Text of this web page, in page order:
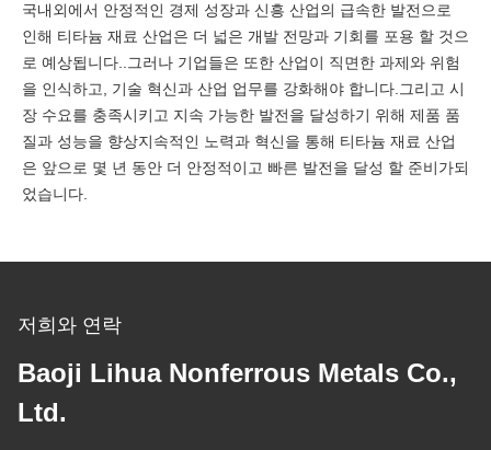
국내외에서 안정적인 경제 성장과 신흥 산업의 급속한 발전으로
인해 티타늄 재료 산업은 더 넓은 개발 전망과 기회를 포용 할 것으
로 예상됩니다..그러나 기업들은 또한 산업이 직면한 과제와 위험
을 인식하고, 기술 혁신과 산업 업무를 강화해야 합니다.그리고 시
장 수요를 충족시키고 지속 가능한 발전을 달성하기 위해 제품 품
질과 성능을 향상지속적인 노력과 혁신을 통해 티타늄 재료 산업
은 앞으로 몇 년 동안 더 안정적이고 빠른 발전을 달성 할 준비가되
었습니다.
저희와 연락
Baoji Lihua Nonferrous Metals Co.,
Ltd.